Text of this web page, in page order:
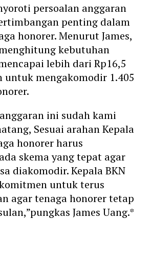
persoalan anggaran
penting dalam
honorer. Menurut James,
kebutuhan
lebih dari Rp16,5
mengakomodir 1.405
ini sudah kami
Sesuai arahan Kepala
honorer harus
skema yang tepat agar
diakomodir. Kepala BKN
untuk terus
agar tenaga honorer tetap
James Uang.*